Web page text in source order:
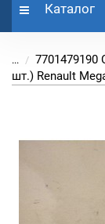
Каталог
...
7701479190
шт.) Renault